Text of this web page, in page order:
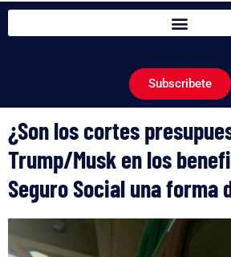
Subscribete
¿Son los cortes
Trump/Musk en los
Seguro Social una forma